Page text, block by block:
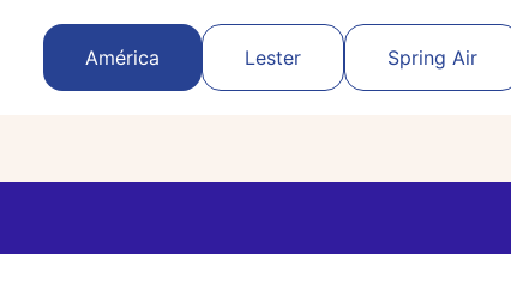
América Lester Spring Air